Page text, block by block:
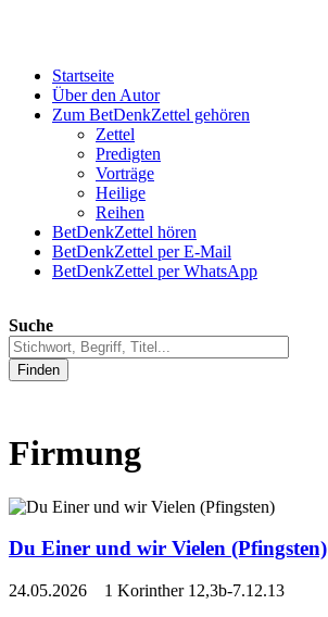
Startseite
Über den Autor
Zum BetDenkZettel gehören
Zettel
Predigten
Vorträge
Heilige
Reihen
BetDenkZettel hören
BetDenkZettel per E-Mail
BetDenkZettel per WhatsApp
Suche
Finden
Firmung
Du Einer und wir Vielen (Pfingsten)
24.05.2026 1 Korinther 12,3b-7.12.13